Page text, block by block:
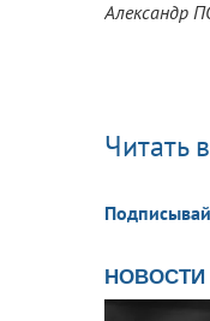
Александр
Читать